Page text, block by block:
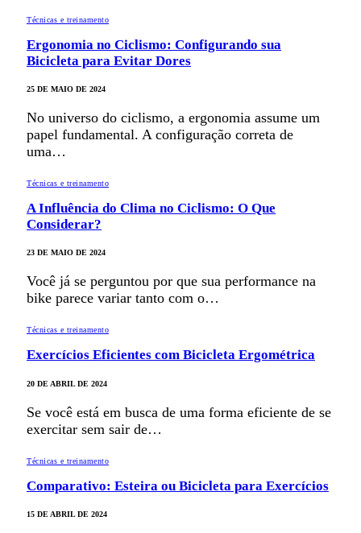
Técnicas e treinamento
Ergonomia no Ciclismo: Configurando sua
Bicicleta para Evitar Dores
25 DE MAIO DE 2024
No universo do ciclismo, a ergonomia assume um
papel fundamental. A configuração correta de
uma…
Técnicas e treinamento
A Influência do Clima no Ciclismo: O Que
Considerar?
23 DE MAIO DE 2024
Você já se perguntou por que sua performance na
bike parece variar tanto com o…
Técnicas e treinamento
Exercícios Eficientes com Bicicleta Ergométrica
20 DE ABRIL DE 2024
Se você está em busca de uma forma eficiente de se
exercitar sem sair de…
Técnicas e treinamento
Comparativo: Esteira ou Bicicleta para Exercícios
15 DE ABRIL DE 2024